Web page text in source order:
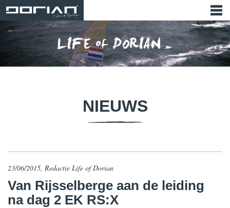
NIEUWS
23/06/2015, Redactie Life of Dorian
​Van Rijsselberge aan de leiding
na dag 2 EK RS:X